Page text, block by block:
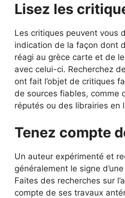
Lisez les
Les critiques peuvent vous
indication de la façon dont
réagi au grèce carte et de
avec celui-ci. Recherchez
ont fait l’objet de critiques
de sources fiables, comme
réputés ou des librairies en
Tenez compte
Un auteur expérimenté et
généralement le signe
Faites des recherches sur
compte de ses travaux